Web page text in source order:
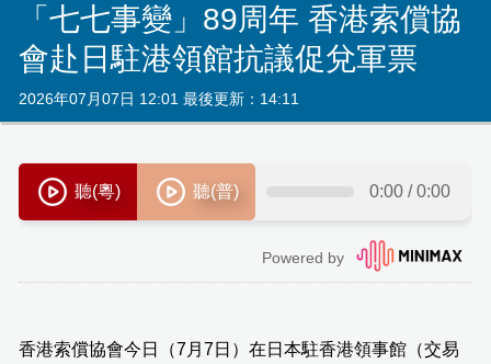
「七七事變」89周年 香港索償協
會赴日駐港領館抗議促兌軍票
2026年07月07日 12:01 最後更新：14:11
香港索償協會今日（7月7日）在日本駐香港領事館（交易